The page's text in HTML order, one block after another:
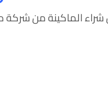
الماكينة من شركة